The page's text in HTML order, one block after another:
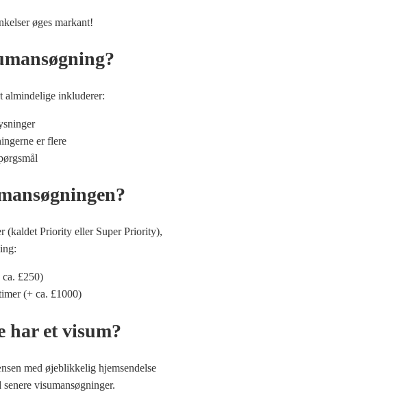
øges markant!
almindelige inkluderer:
er flere
(kaldet Priority eller Super Priority),
ca. £250)
(+ ca. £1000)
har et visum?
med øjeblikkelig hjemsendelse
visumansøgninger.